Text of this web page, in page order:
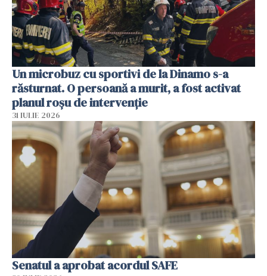
Un microbuz cu sportivi de la Dinamo s-a
răsturnat. O persoană a murit, a fost activat
planul roșu de intervenție
31 IULIE 2026
Senatul a aprobat acordul SAFE